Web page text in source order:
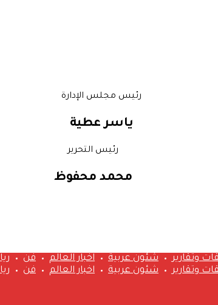
رئيس مجلس الإدارة
ياسر عطية
رئيس التحرير
محمد محفوظ
وتقارير شئون عربية اخبار العالم فن
وتقارير شئون عربية اخبار العالم فن